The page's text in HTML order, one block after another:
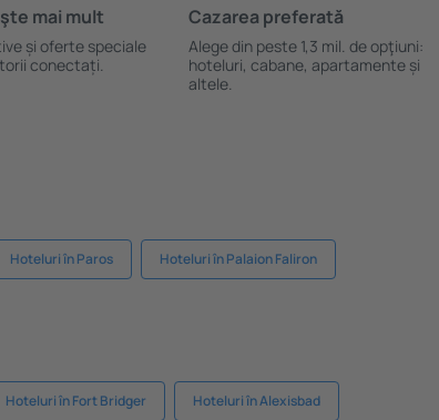
mai mult
și oferte speciale
conectați.
Cazarea preferată
Alege din peste 1,3 mil. de opţiuni:
hoteluri, cabane, apartamente și
altele.
Hoteluri în Paros Hoteluri în Palaion Faliron
Hoteluri în Fort Bridger Hoteluri în Alexisbad